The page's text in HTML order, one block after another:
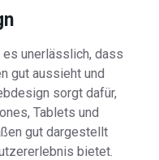
unerlässlich, dass
gut aussieht und
sorgt dafür,
Tablets und
gut dargestellt
bietet.